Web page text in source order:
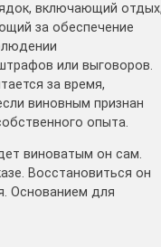
включающий
за обеспечение
или выговоров.
за время,
виновным признан
опыта.
виноватым он сам.
Восстановиться он
Основанием для